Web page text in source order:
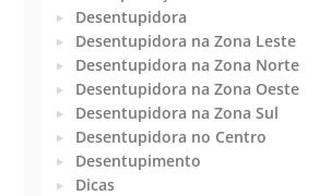
Desentupidora
Desentupidora na Zona Leste
Desentupidora na Zona Norte
Desentupidora na Zona Oeste
Desentupidora na Zona Sul
Desentupidora no Centro
Desentupimento
Dicas